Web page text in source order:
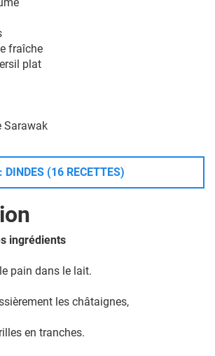
fraîche
plat
Sarawak
DINDES (16 RECETTES)
ingrédients
pain dans le lait.
les châtaignes,
en tranches.